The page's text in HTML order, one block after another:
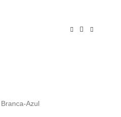
Branca-Azul